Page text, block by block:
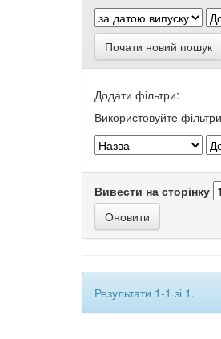
Почати новий пошук
Додати фільтри:
Використовуйте
Вивести на сторінку
Результати 1-1 зі 1.